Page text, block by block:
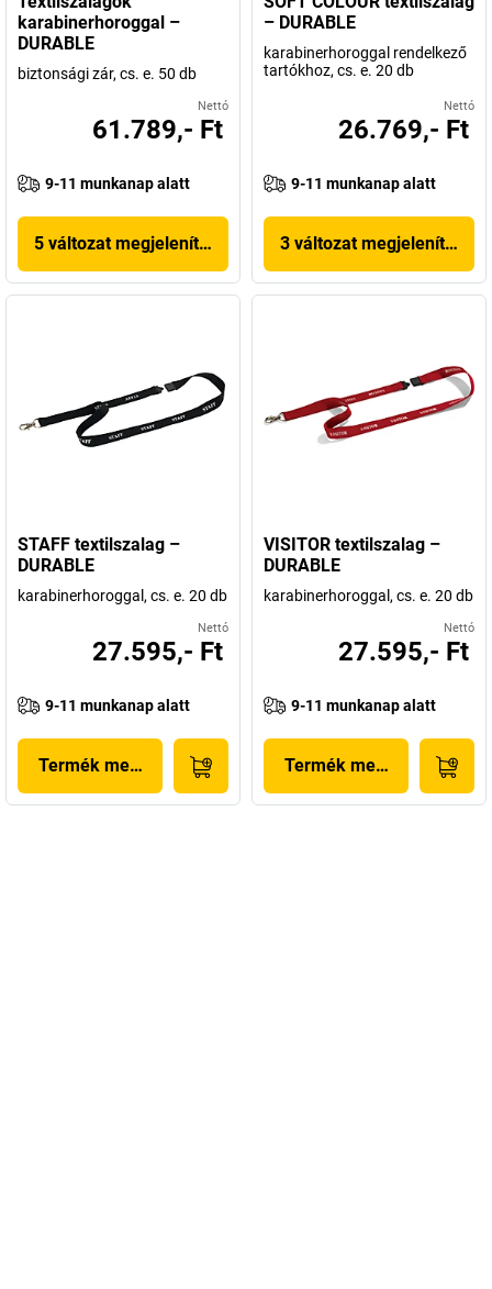
karabinerhoroggal –
DURABLE
biztonsági zár, cs. e. 50 db
Nettó
61.789,- Ft
9-11 munkanap alatt
5 változat megjelenítése
– DURABLE
karabinerhoroggal rendelkező
tartókhoz, cs. e. 20 db
Nettó
26.769,- Ft
9-11 munkanap alatt
3 változat megjelenítése
STAFF textilszalag –
DURABLE
karabinerhoroggal, cs. e. 20 db
Nettó
27.595,- Ft
9-11 munkanap alatt
Termék megjelenítése
VISITOR textilszalag –
DURABLE
karabinerhoroggal, cs. e. 20 db
Nettó
27.595,- Ft
9-11 munkanap alatt
Termék megjelenítése